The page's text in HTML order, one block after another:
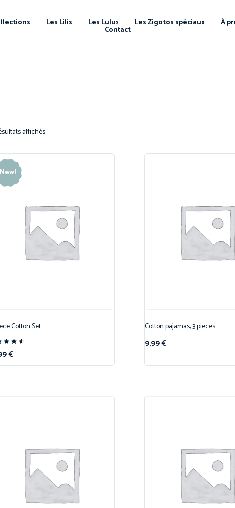
Les Lilis Les Lulus Les Zigotos spéciaux À
Contact
affichés
New!
Cotton Set
5
€
Cotton pajamas, 3 pieces
9,99€